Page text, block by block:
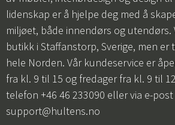
lidenskap er å hjelpe deg med å
miljøet, både innendørs og utendørs.
butikk i Staffanstorp, Sverige, men er
hele Norden. Vår kundeservice er
fra kl. 9 til 15 og fredager fra kl. 9 til
telefon +46 46 233090 eller via e-
support@hultens.no